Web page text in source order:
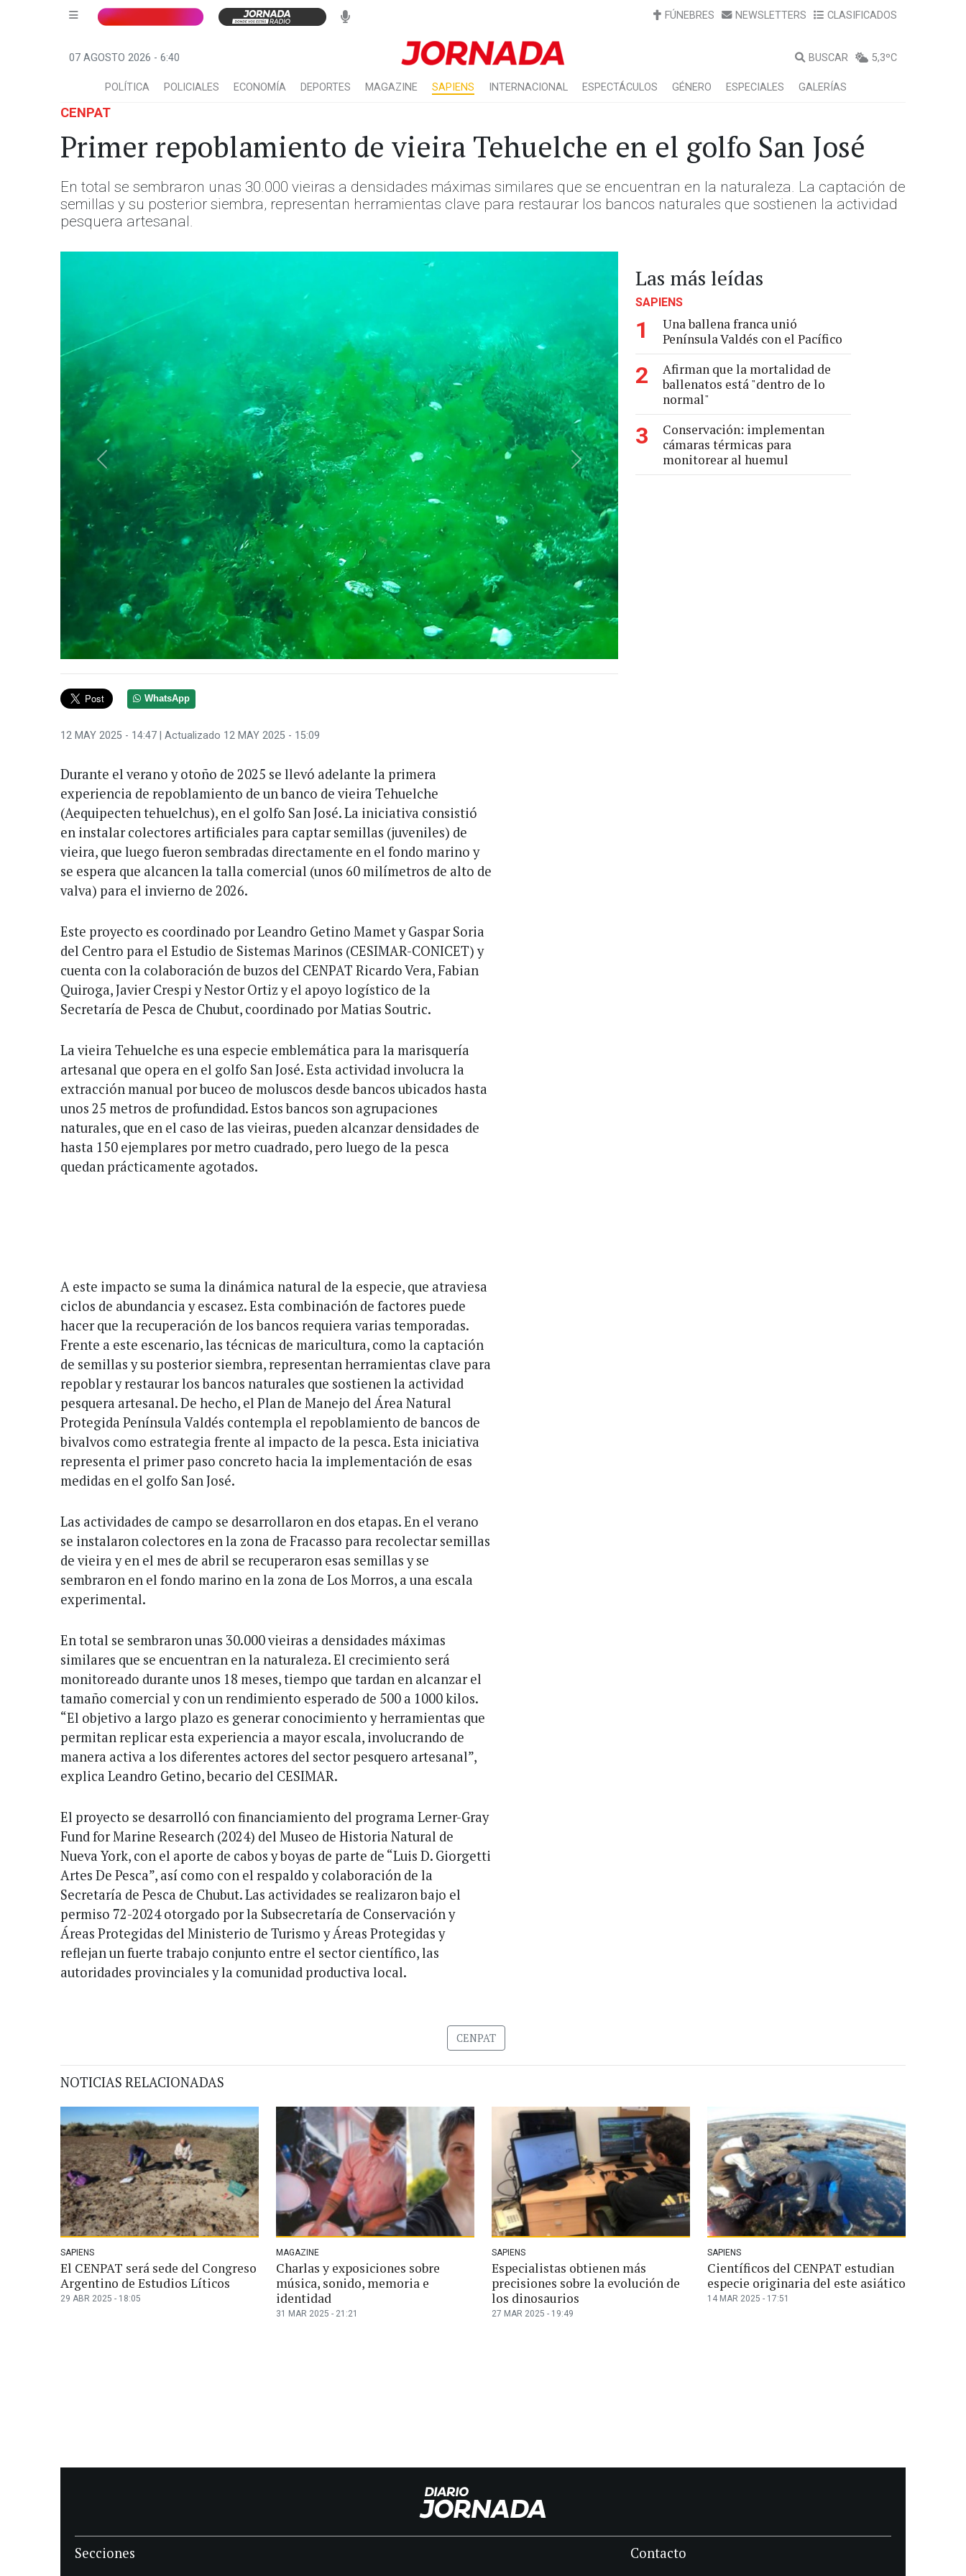
FÚNEBRES NEWSLETTERS CLASIFICADOS
07 AGOSTO 2026 - 6:40 BUSCAR 5,3ºC
POLÍTICA POLICIALES ECONOMÍA DEPORTES MAGAZINE SAPIENS INTERNACIONAL ESPECTÁCULOS GÉNERO ESPECIALES GALERÍAS
CENPAT
Primer repoblamiento de vieira Tehuelche en el golfo San José
En total se sembraron unas 30.000 vieiras a densidades máximas similares que se encuentran en la naturaleza. La captación de
semillas y su posterior siembra, representan herramientas clave para restaurar los bancos naturales que sostienen la actividad
pesquera artesanal.
Anterior Siguiente
WhatsApp
12 MAY 2025 - 14:47 | Actualizado 12 MAY 2025 - 15:09
Durante el verano y otoño de 2025 se llevó adelante la primera
experiencia de repoblamiento de un banco de vieira Tehuelche
(Aequipecten tehuelchus), en el golfo San José. La iniciativa consistió
en instalar colectores artificiales para captar semillas (juveniles) de
vieira, que luego fueron sembradas directamente en el fondo marino y
se espera que alcancen la talla comercial (unos 60 milímetros de alto de
valva) para el invierno de 2026.
Este proyecto es coordinado por Leandro Getino Mamet y Gaspar Soria
del Centro para el Estudio de Sistemas Marinos (CESIMAR-CONICET) y
cuenta con la colaboración de buzos del CENPAT Ricardo Vera, Fabian
Quiroga, Javier Crespi y Nestor Ortiz y el apoyo logístico de la
Secretaría de Pesca de Chubut, coordinado por Matias Soutric.
La vieira Tehuelche es una especie emblemática para la marisquería
artesanal que opera en el golfo San José. Esta actividad involucra la
extracción manual por buceo de moluscos desde bancos ubicados hasta
unos 25 metros de profundidad. Estos bancos son agrupaciones
naturales, que en el caso de las vieiras, pueden alcanzar densidades de
hasta 150 ejemplares por metro cuadrado, pero luego de la pesca
quedan prácticamente agotados.
A este impacto se suma la dinámica natural de la especie, que atraviesa
ciclos de abundancia y escasez. Esta combinación de factores puede
hacer que la recuperación de los bancos requiera varias temporadas.
Frente a este escenario, las técnicas de maricultura, como la captación
de semillas y su posterior siembra, representan herramientas clave para
repoblar y restaurar los bancos naturales que sostienen la actividad
pesquera artesanal. De hecho, el Plan de Manejo del Área Natural
Protegida Península Valdés contempla el repoblamiento de bancos de
bivalvos como estrategia frente al impacto de la pesca. Esta iniciativa
representa el primer paso concreto hacia la implementación de esas
medidas en el golfo San José.
Las actividades de campo se desarrollaron en dos etapas. En el verano
se instalaron colectores en la zona de Fracasso para recolectar semillas
de vieira y en el mes de abril se recuperaron esas semillas y se
sembraron en el fondo marino en la zona de Los Morros, a una escala
experimental.
En total se sembraron unas 30.000 vieiras a densidades máximas
similares que se encuentran en la naturaleza. El crecimiento será
monitoreado durante unos 18 meses, tiempo que tardan en alcanzar el
tamaño comercial y con un rendimiento esperado de 500 a 1000 kilos.
“El objetivo a largo plazo es generar conocimiento y herramientas que
permitan replicar esta experiencia a mayor escala, involucrando de
manera activa a los diferentes actores del sector pesquero artesanal”,
explica Leandro Getino, becario del CESIMAR.
El proyecto se desarrolló con financiamiento del programa Lerner-Gray
Fund for Marine Research (2024) del Museo de Historia Natural de
Nueva York, con el aporte de cabos y boyas de parte de “Luis D. Giorgetti
Artes De Pesca”, así como con el respaldo y colaboración de la
Secretaría de Pesca de Chubut. Las actividades se realizaron bajo el
permiso 72-2024 otorgado por la Subsecretaría de Conservación y
Áreas Protegidas del Ministerio de Turismo y Áreas Protegidas y
reflejan un fuerte trabajo conjunto entre el sector científico, las
autoridades provinciales y la comunidad productiva local.
Las más leídas
SAPIENS
1
Una ballena franca unió
Península Valdés con el Pacífico
2
Afirman que la mortalidad de
ballenatos está "dentro de lo
normal"
3
Conservación: implementan
cámaras térmicas para
monitorear al huemul
CENPAT
NOTICIAS RELACIONADAS
SAPIENS
El CENPAT será sede del Congreso
Argentino de Estudios Líticos
29 ABR 2025 - 18:05
MAGAZINE
Charlas y exposiciones sobre
música, sonido, memoria e
identidad
31 MAR 2025 - 21:21
SAPIENS
Especialistas obtienen más
precisiones sobre la evolución de
los dinosaurios
27 MAR 2025 - 19:49
SAPIENS
Científicos del CENPAT estudian
especie originaria del este asiático
14 MAR 2025 - 17:51
Secciones Contacto